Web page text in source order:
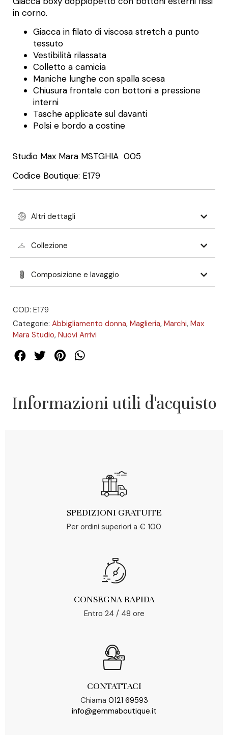
in corno.
Giacca in filato di viscosa stretch a punto
tessuto
Vestibilità rilassata
Colletto a camicia
Maniche lunghe con spalla scesa
Chiusura frontale con bottoni a pressione
interni
Tasche applicate sul davanti
Polsi e bordo a costine
Studio Max Mara MSTGHIA 005
Codice Boutique: E179
Altri dettagli
Collezione
Composizione e lavaggio
COD: E179
Categorie: Abbigliamento donna, Maglieria, Marchi, Max
Mara Studio, Nuovi Arrivi
Informazioni utili d'acquisto
SPEDIZIONI GRATUITE
Per ordini superiori a € 100
CONSEGNA RAPIDA
Entro 24 / 48 ore
CONTATTACI
Chiama 0121 69593
info@gemmaboutique.it